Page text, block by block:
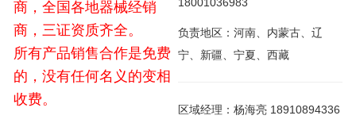
商，全国各地器械经销
商，三证资质齐全。
所有产品销售合作是免费
的，没有任何名义的变相
收费。
18001036983
负责地区：河南、内蒙古、辽
宁、新疆、宁夏、西藏
区域经理：杨海亮 18910894336